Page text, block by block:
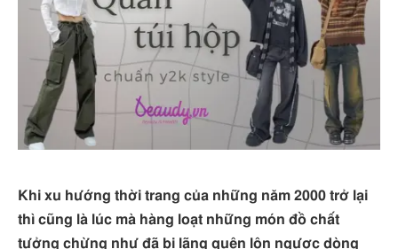
Khi xu hướng thời trang của những năm 2000 trở lại
thì cũng là lúc mà hàng loạt những món đồ chất
tưởng chừng như đã bị lãng quên lộn ngược dòng